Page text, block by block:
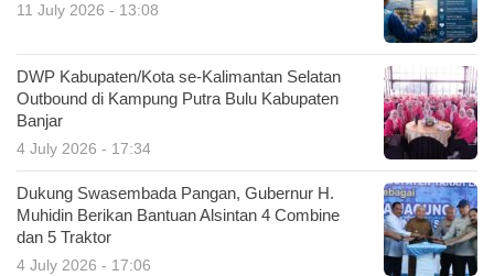
11 July 2026 - 13:08
DWP Kabupaten/Kota se-Kalimantan Selatan
Outbound di Kampung Putra Bulu Kabupaten
Banjar
4 July 2026 - 17:34
Dukung Swasembada Pangan, Gubernur H.
Muhidin Berikan Bantuan Alsintan 4 Combine
dan 5 Traktor
4 July 2026 - 17:06